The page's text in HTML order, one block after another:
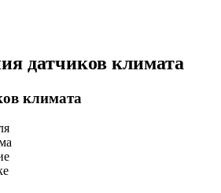
датчиков климата
климата